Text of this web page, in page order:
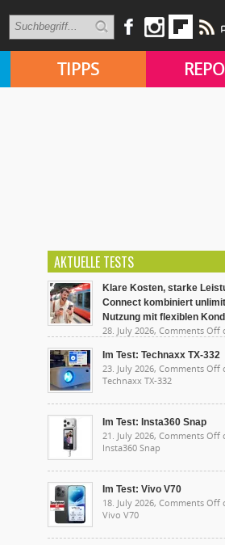
TIPPS
AKTUELLE TESTS
Klare Kosten, starke
Connect kombiniert
Nutzung mit flexiblen
28. July 2026, Comments Off
unlimitierte Nutzung mit flexiblen
Im Test: Technaxx TX-332
23. July 2026, Comments Off
Technaxx TX-332
Im Test: Insta360 Snap
21. July 2026, Comments Off
Insta360 Snap
Im Test: Vivo V70
18. July 2026, Comments Off
Vivo V70